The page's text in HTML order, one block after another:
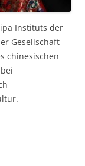
Instituts der
Gesellschaft
chinesischen